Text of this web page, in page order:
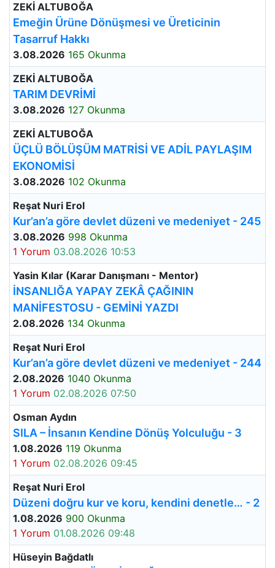
ZEKİ ALTUBOĞA
Emeğin Ürüne Dönüşmesi ve Üreticinin
Tasarruf Hakkı
3.08.2026 165 Okunma
ZEKİ ALTUBOĞA
TARIM DEVRİMİ
3.08.2026 127 Okunma
ZEKİ ALTUBOĞA
ÜÇLÜ BÖLÜŞÜM MATRİSİ VE ADİL PAYLAŞIM
EKONOMİSİ
3.08.2026 102 Okunma
Reşat Nuri Erol
Kur’an’a göre devlet düzeni ve medeniyet - 245
3.08.2026 998 Okunma
1 Yorum 03.08.2026 10:53
Yasin Kılar (Karar Danışmanı - Mentor)
İNSANLIĞA YAPAY ZEKÂ ÇAĞININ
MANİFESTOSU - GEMİNİ YAZDI
2.08.2026 134 Okunma
Reşat Nuri Erol
Kur’an’a göre devlet düzeni ve medeniyet - 244
2.08.2026 1040 Okunma
1 Yorum 02.08.2026 07:50
Osman Aydın
SILA – İnsanın Kendine Dönüş Yolculuğu - 3
1.08.2026 119 Okunma
1 Yorum 02.08.2026 09:45
Reşat Nuri Erol
Düzeni doğru kur ve koru, kendini denetle… - 2
1.08.2026 900 Okunma
1 Yorum 01.08.2026 09:48
Hüseyin Bağdatlı